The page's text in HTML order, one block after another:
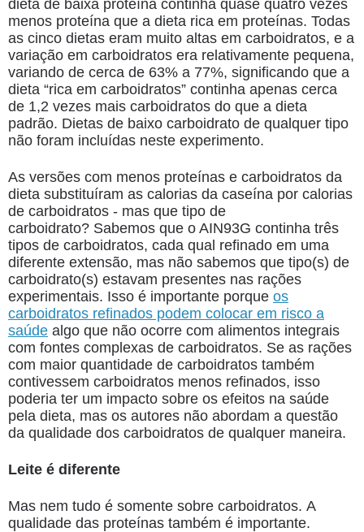
dieta de baixa proteína continha quase quatro vezes
menos proteína que a dieta rica em proteínas. Todas
as cinco dietas eram muito altas em carboidratos, e a
variação em carboidratos era relativamente pequena,
variando de cerca de 63% a 77%, significando que a
dieta “rica em carboidratos” continha apenas cerca
de 1,2 vezes mais carboidratos do que a dieta
padrão. Dietas de baixo carboidrato de qualquer tipo
não foram incluídas neste experimento.
As versões com menos proteínas e carboidratos da
dieta substituíram as calorias da caseína por calorias
de carboidratos - mas que tipo de
carboidrato? Sabemos que o AIN93G continha três
tipos de carboidratos, cada qual refinado em uma
diferente extensão, mas não sabemos que tipo(s) de
carboidrato(s) estavam presentes nas rações
experimentais. Isso é importante porque os
carboidratos refinados podem colocar em risco a
saúde algo que não ocorre com alimentos integrais
com fontes complexas de carboidratos. Se as rações
com maior quantidade de carboidratos também
contivessem carboidratos menos refinados, isso
poderia ter um impacto sobre os efeitos na saúde
pela dieta, mas os autores não abordam a questão
da qualidade dos carboidratos de qualquer maneira.
Leite é diferente
Mas nem tudo é somente sobre carboidratos. A
qualidade das proteínas também é importante.